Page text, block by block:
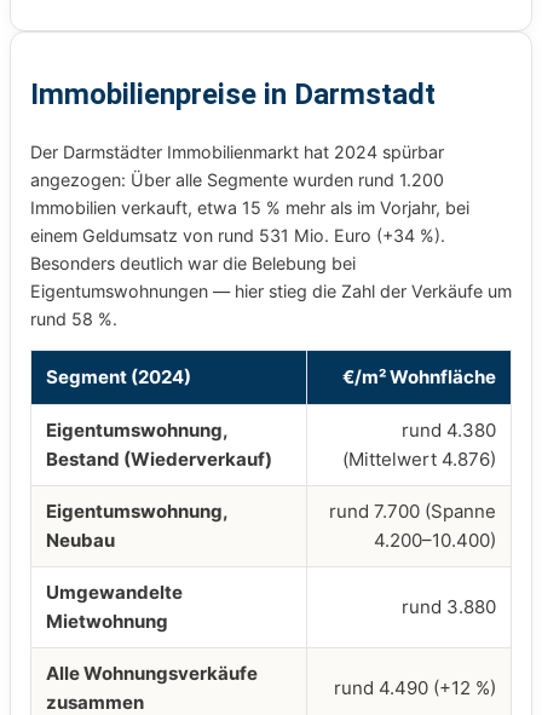
Immobilienpreise in Darmstadt
Der Darmstädter Immobilienmarkt hat 2024 spürbar
angezogen: Über alle Segmente wurden rund 1.200
Immobilien verkauft, etwa 15 % mehr als im Vorjahr, bei
einem Geldumsatz von rund 531 Mio. Euro (+34 %).
Besonders deutlich war die Belebung bei
Eigentumswohnungen — hier stieg die Zahl der Verkäufe um
rund 58 %.
Segment (2024) €/m² Wohnfläche
Eigentumswohnung,
Bestand (Wiederverkauf)
rund 4.380
(Mittelwert 4.876)
Eigentumswohnung,
Neubau
rund 7.700 (Spanne
4.200–10.400)
Umgewandelte
Mietwohnung
rund 3.880
Alle Wohnungsverkäufe
zusammen
rund 4.490 (+12 %)